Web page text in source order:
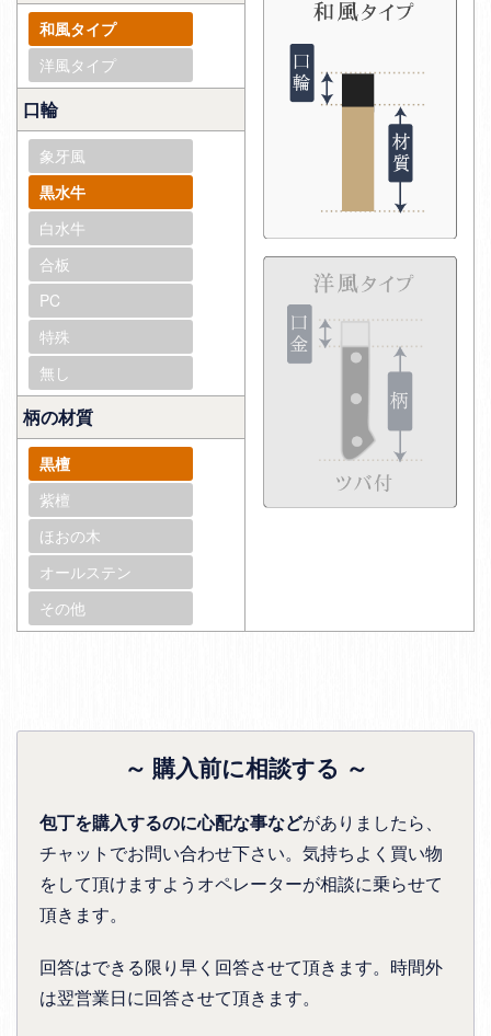
和風タイプ
洋風タイプ
口輪
象牙風
黒水牛
白水牛
合板
PC
特殊
無し
柄の材質
黒檀
紫檀
ほおの木
オールステン
その他
～ 購入前に相談する ～
包丁を購入するのに心配な事などがありましたら、
チャットでお問い合わせ下さい。気持ちよく買い物
をして頂けますようオペレーターが相談に乗らせて
頂きます。
回答はできる限り早く回答させて頂きます。時間外
は翌営業日に回答させて頂きます。